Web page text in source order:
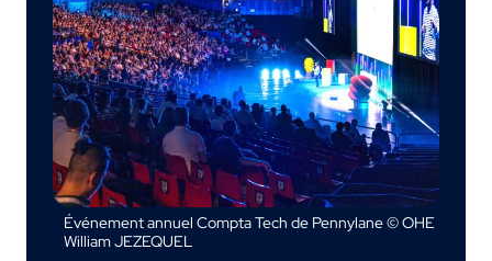
Événement annuel Compta Tech de Pennylane © OHE
William JEZEQUEL